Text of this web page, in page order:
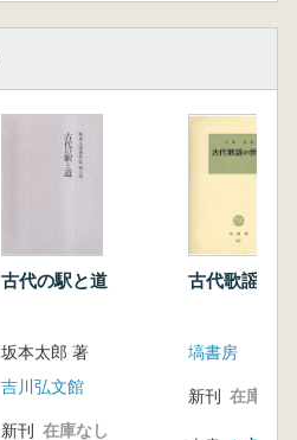
古代の駅と道
坂本太郎 著
吉川弘文館
新刊 在庫なし
古代歌謡の
塙書房
新刊 在庫なし